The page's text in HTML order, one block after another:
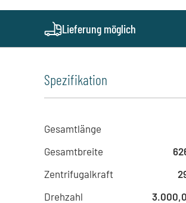
Lieferung möglich
Spezifikation
Gesamtlänge
Gesamtbreite
Zentrifugalkraft
Drehzahl